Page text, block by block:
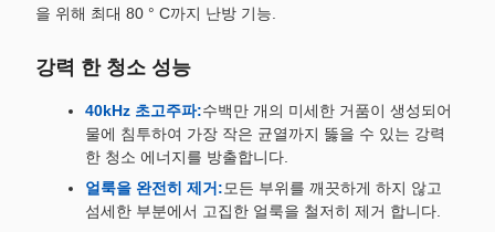
을 위해 최대 80 ° C까지 난방 기능.
강력 한 청소 성능
40kHz 초고주파:수백만 개의 미세한 거품이 생성되어
물에 침투하여 가장 작은 균열까지 뚫을 수 있는 강력
한 청소 에너지를 방출합니다.
얼룩을 완전히 제거:모든 부위를 깨끗하게 하지 않고
섬세한 부분에서 고집한 얼룩을 철저히 제거 합니다.